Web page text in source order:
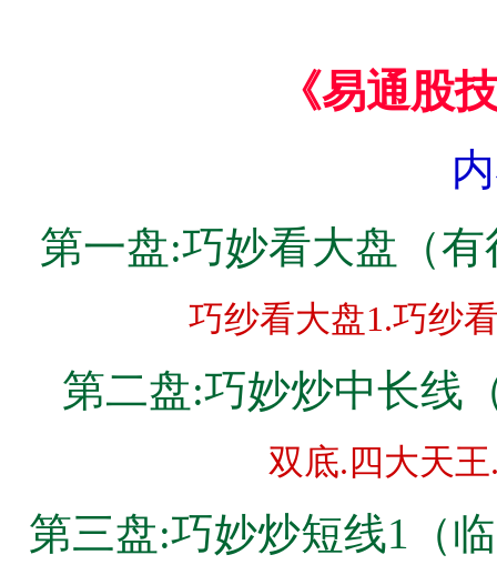
《易通股
第一盘:巧妙看大盘（
巧纱看大盘1.巧纱
第二盘:巧妙炒中长线
双底.四大天
第三盘:巧妙炒短线1（